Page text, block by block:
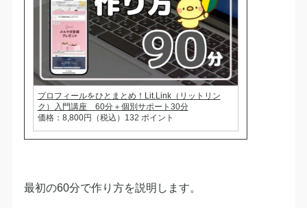
プロフィールをひとまとめ！Lit.Link（リットリン
ク）入門講座 60分＋個別サポート30分
価格：8,800円（税込）132 ポイント
最初の60分で作り方を説明します。